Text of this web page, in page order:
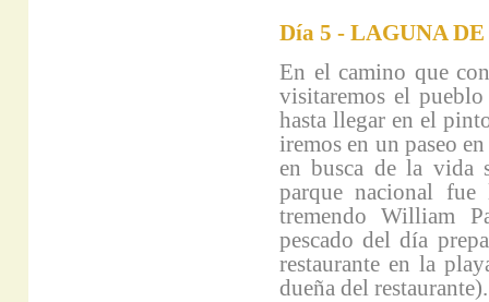
Día 5 - LAGUNA
En el camino que
visitaremos el
hasta llegar en el
iremos en un paseo
en busca de la vida
parque nacional fue
tremendo William
pescado del día
restaurante en la
dueña del